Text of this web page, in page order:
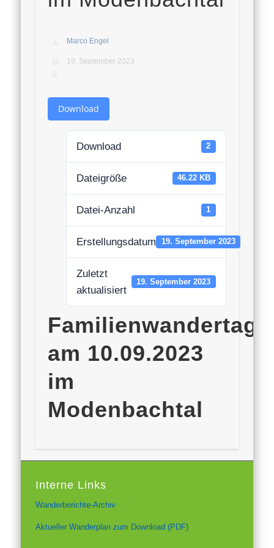
Marco Engel
19. September 2023
Download
Download 2
Dateigröße 46.22 KB
Datei-Anzahl 1
Erstellungsdatum 19. September 2023
Zuletzt
aktualisiert
19. September 2023
Familienwandertag
am 10.09.2023
im
Modenbachtal
Interne Links
Wanderberichte-Archiv
Aktueller Wanderplan zum Download (PDF)